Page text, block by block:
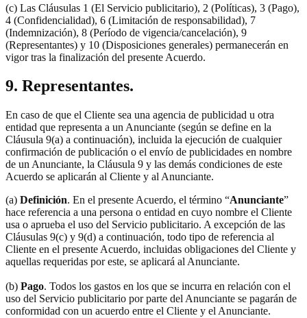
(c) Las Cláusulas 1 (El Servicio publicitario), 2 (Políticas), 3 (Pago),
4 (Confidencialidad), 6 (Limitación de responsabilidad), 7
(Indemnización), 8 (Período de vigencia/cancelación), 9
(Representantes) y 10 (Disposiciones generales) permanecerán en
vigor tras la finalización del presente Acuerdo.
9. Representantes.
En caso de que el Cliente sea una agencia de publicidad u otra
entidad que representa a un Anunciante (según se define en la
Cláusula 9(a) a continuación), incluida la ejecución de cualquier
confirmación de publicación o el envío de publicidades en nombre
de un Anunciante, la Cláusula 9 y las demás condiciones de este
Acuerdo se aplicarán al Cliente y al Anunciante.
(a) Definición. En el presente Acuerdo, el término “Anunciante”
hace referencia a una persona o entidad en cuyo nombre el Cliente
usa o aprueba el uso del Servicio publicitario. A excepción de las
Cláusulas 9(c) y 9(d) a continuación, todo tipo de referencia al
Cliente en el presente Acuerdo, incluidas obligaciones del Cliente y
aquellas requeridas por este, se aplicará al Anunciante.
(b) Pago. Todos los gastos en los que se incurra en relación con el
uso del Servicio publicitario por parte del Anunciante se pagarán de
conformidad con un acuerdo entre el Cliente y el Anunciante.